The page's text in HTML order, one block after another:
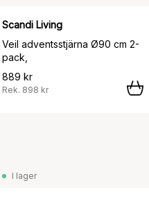
Scandi Living
Veil adventsstjärna Ø90 cm 2-
pack,
889 kr
Rek. 898 kr
I lager